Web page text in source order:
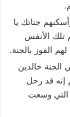
جناتك يا
تلك الأنفس
الفوز بالجنة.
الجنة خالدين
إنه قد رحل
التي وسعت